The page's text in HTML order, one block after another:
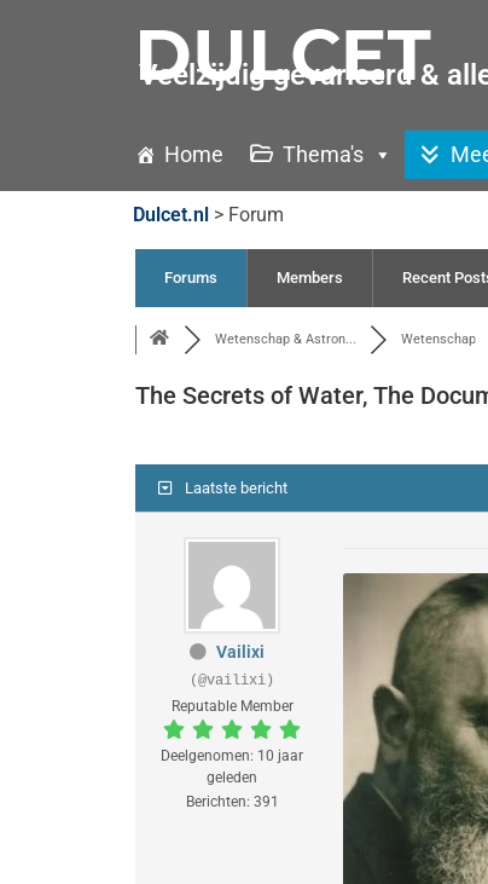
Veelzijdig gevarieerd &
Home Thema's
Dulcet.nl > Forum
Forums Members Recent
Wetenschap & Astron... Wetenschap
The Secrets of Water, The
Laatste bericht
Vailixi
(@vailixi)
Reputable Member
Deelgenomen: 10 jaar
geleden
Berichten: 391